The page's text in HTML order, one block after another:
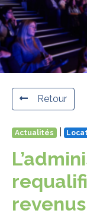
Retour
Actualités |